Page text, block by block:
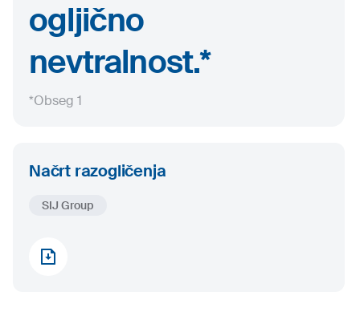
ogljično
nevtralnost.*
*Obseg 1
Načrt razogličenja
SIJ Group